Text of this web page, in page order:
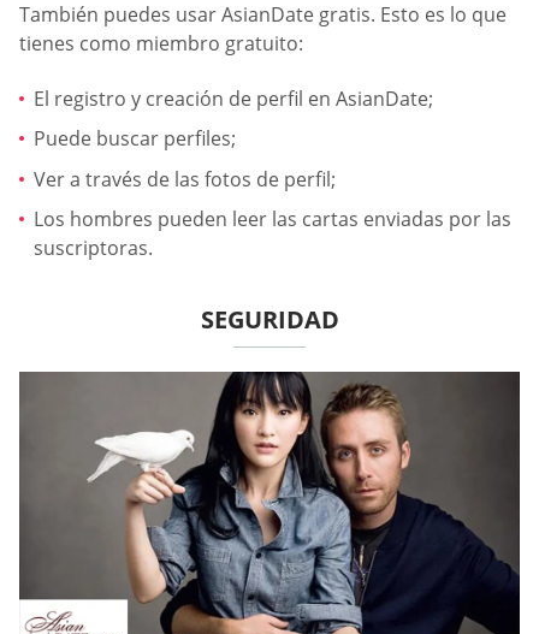
También puedes usar AsianDate gratis. Esto es lo que
tienes como miembro gratuito:
El registro y creación de perfil en AsianDate;
Puede buscar perfiles;
Ver a través de las fotos de perfil;
Los hombres pueden leer las cartas enviadas por las
suscriptoras.
SEGURIDAD